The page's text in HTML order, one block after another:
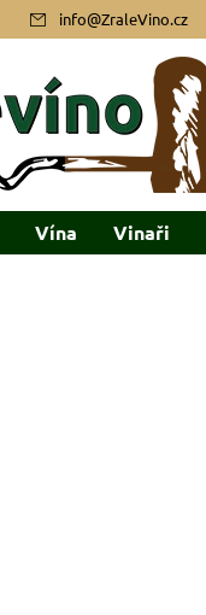
info@ZraleVino.cz
Vína Vinaři